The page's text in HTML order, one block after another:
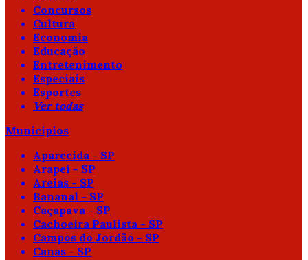
Concursos
Cultura
Economia
Educação
Entretenimento
Especiais
Esportes
Ver todas
Municípios
Aparecida - SP
Arapeí - SP
Areias - SP
Bananal - SP
Caçapava - SP
Cachoeira Paulista - SP
Campos do Jordão - SP
Canas - SP